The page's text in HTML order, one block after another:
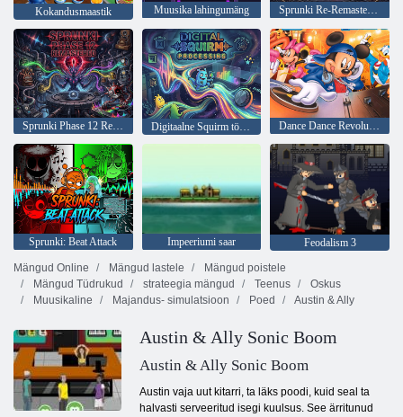
Kokandusmaastik Muusika lahingumäng Sprunki Re-Remastered
Sprunki Phase 12 Remastered Digitaalne Squirm töötlemine Dance Dance Revolution Disney Mix
Sprunki: Beat Attack Impeeriumi saar
Feodalism 3
Mängud Online
Mängud lastele
Mängud poistele
Mängud Tüdrukud
strateegia mängud Teenus
Oskus
Muusikaline
Majandus- simulatsioon Poed Austin & Ally
Austin & Ally Sonic Boom
Austin & Ally Sonic Boom
Austin vaja uut kitarri, ta läks poodi, kuid seal ta
halvasti serveeritud isegi kuulsus. See ärritunud